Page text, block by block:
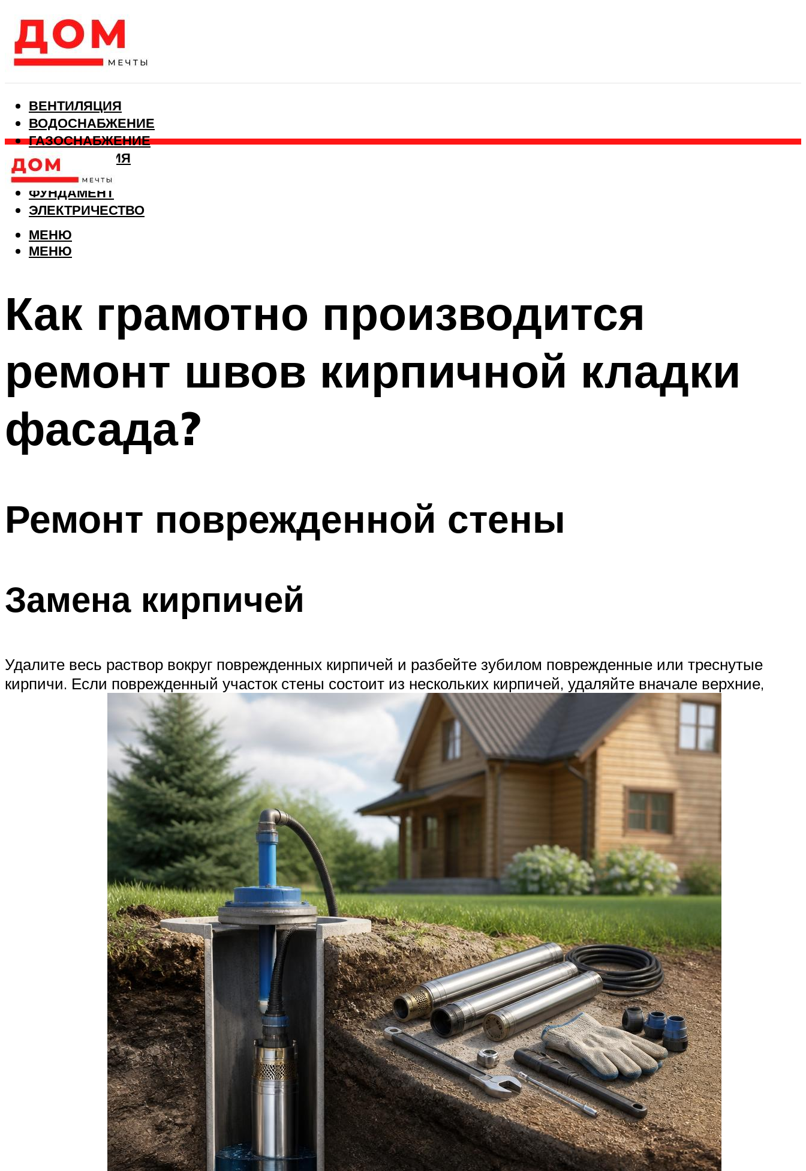
ВЕНТИЛЯЦИЯ
ВОДОСНАБЖЕНИЕ
ГАЗОСНАБЖЕНИЕ
КАНАЛИЗАЦИЯ
ОТОПЛЕНИЕ
ФУНДАМЕНТ
ЭЛЕКТРИЧЕСТВО
МЕНЮ
МЕНЮ
Как грамотно производится
ремонт швов кирпичной кладки
фасада?
Ремонт поврежденной стены
Замена кирпичей
Удалите весь раствор вокруг поврежденных кирпичей и разбейте зубилом поврежденные или треснутые
кирпичи. Если поврежденный участок стены состоит из нескольких кирпичей, удаляйте вначале верхние,